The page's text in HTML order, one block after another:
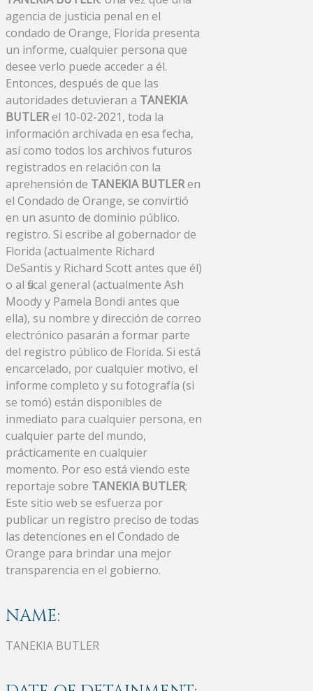
agencia de justicia penal en el
condado de Orange, Florida presenta
un informe, cualquier persona que
desee verlo puede acceder a él.
Entonces, después de que las
autoridades detuvieran a TANEKIA
BUTLERel 10-02-2021, toda la
información archivada en esa fecha,
así como todos los archivos futuros
registrados en relación con la
aprehensión de TANEKIA BUTLERen
el Condado de Orange, se convirtió
en un asunto de dominio público.
registro. Si escribe al gobernador de
Florida (actualmente Richard
DeSantis y Richard Scott antes que él)
o al fiscal general (actualmente Ash
Moody y Pamela Bondi antes que
ella), su nombre y dirección de correo
electrónico pasarán a formar parte
del registro público de Florida. Si está
encarcelado, por cualquier motivo, el
informe completo y su fotografía (si
se tomó) están disponibles de
inmediato para cualquier persona, en
cualquier parte del mundo,
prácticamente en cualquier
momento. Por eso está viendo este
reportaje sobre TANEKIA BUTLER;
Este sitio web se esfuerza por
publicar un registro preciso de todas
las detenciones en el Condado de
Orange para brindar una mejor
transparencia en el gobierno.
NAME:
TANEKIA BUTLER